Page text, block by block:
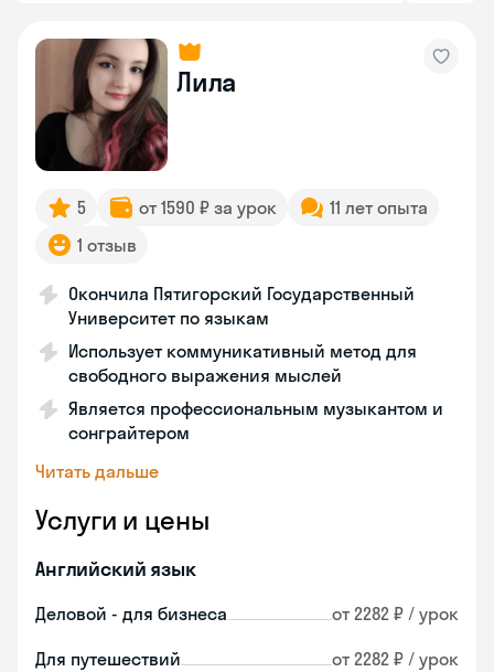
Лила
5 от 1590 ₽ за урок
11 лет опыта
1 отзыв
Окончила Пятигорский Государственный
Университет по языкам
Использует коммуникативный метод для
свободного выражения мыслей
Является профессиональным музыкантом и
сонграйтером
Читать дальше
Услуги и цены
Английский язык
Деловой - для бизнеса от 2282 ₽ / урок
Для путешествий от 2282 ₽ / урок